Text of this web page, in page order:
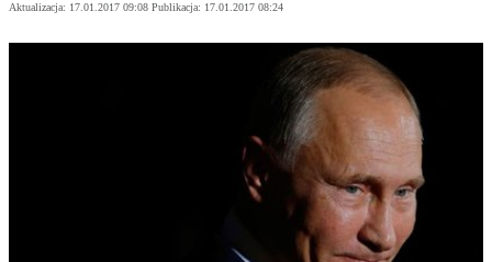
Aktualizacja: 17.01.2017 09:08 Publikacja: 17.01.2017 08:24